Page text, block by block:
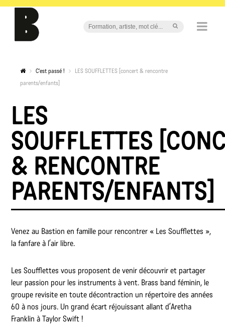
C'est passé !
LES SOUFFLETTES [concert & rencontre
parents/enfants]
LES
SOUFFLETTES
& RENCONTRE
PARENTS/ENFANTS]
Venez au Bastion en famille pour rencontrer « Les Soufflettes »,
la fanfare à l’air libre.
Les Soufflettes vous proposent de venir découvrir et partager
leur passion pour les instruments à vent. Brass band féminin, le
groupe revisite en toute décontraction un répertoire des années
60 à nos jours. Un grand écart réjouissant allant d’Aretha
Franklin à Taylor Swift !